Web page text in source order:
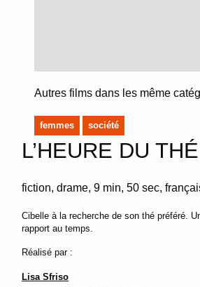
Autres films dans les même
femmes société
L’HEURE DU THÉ
fiction drame 9 min 50 sec
Cibelle à la recherche de son thé préféré.
rapport au temps.
Réalisé par :
Lisa Sfriso